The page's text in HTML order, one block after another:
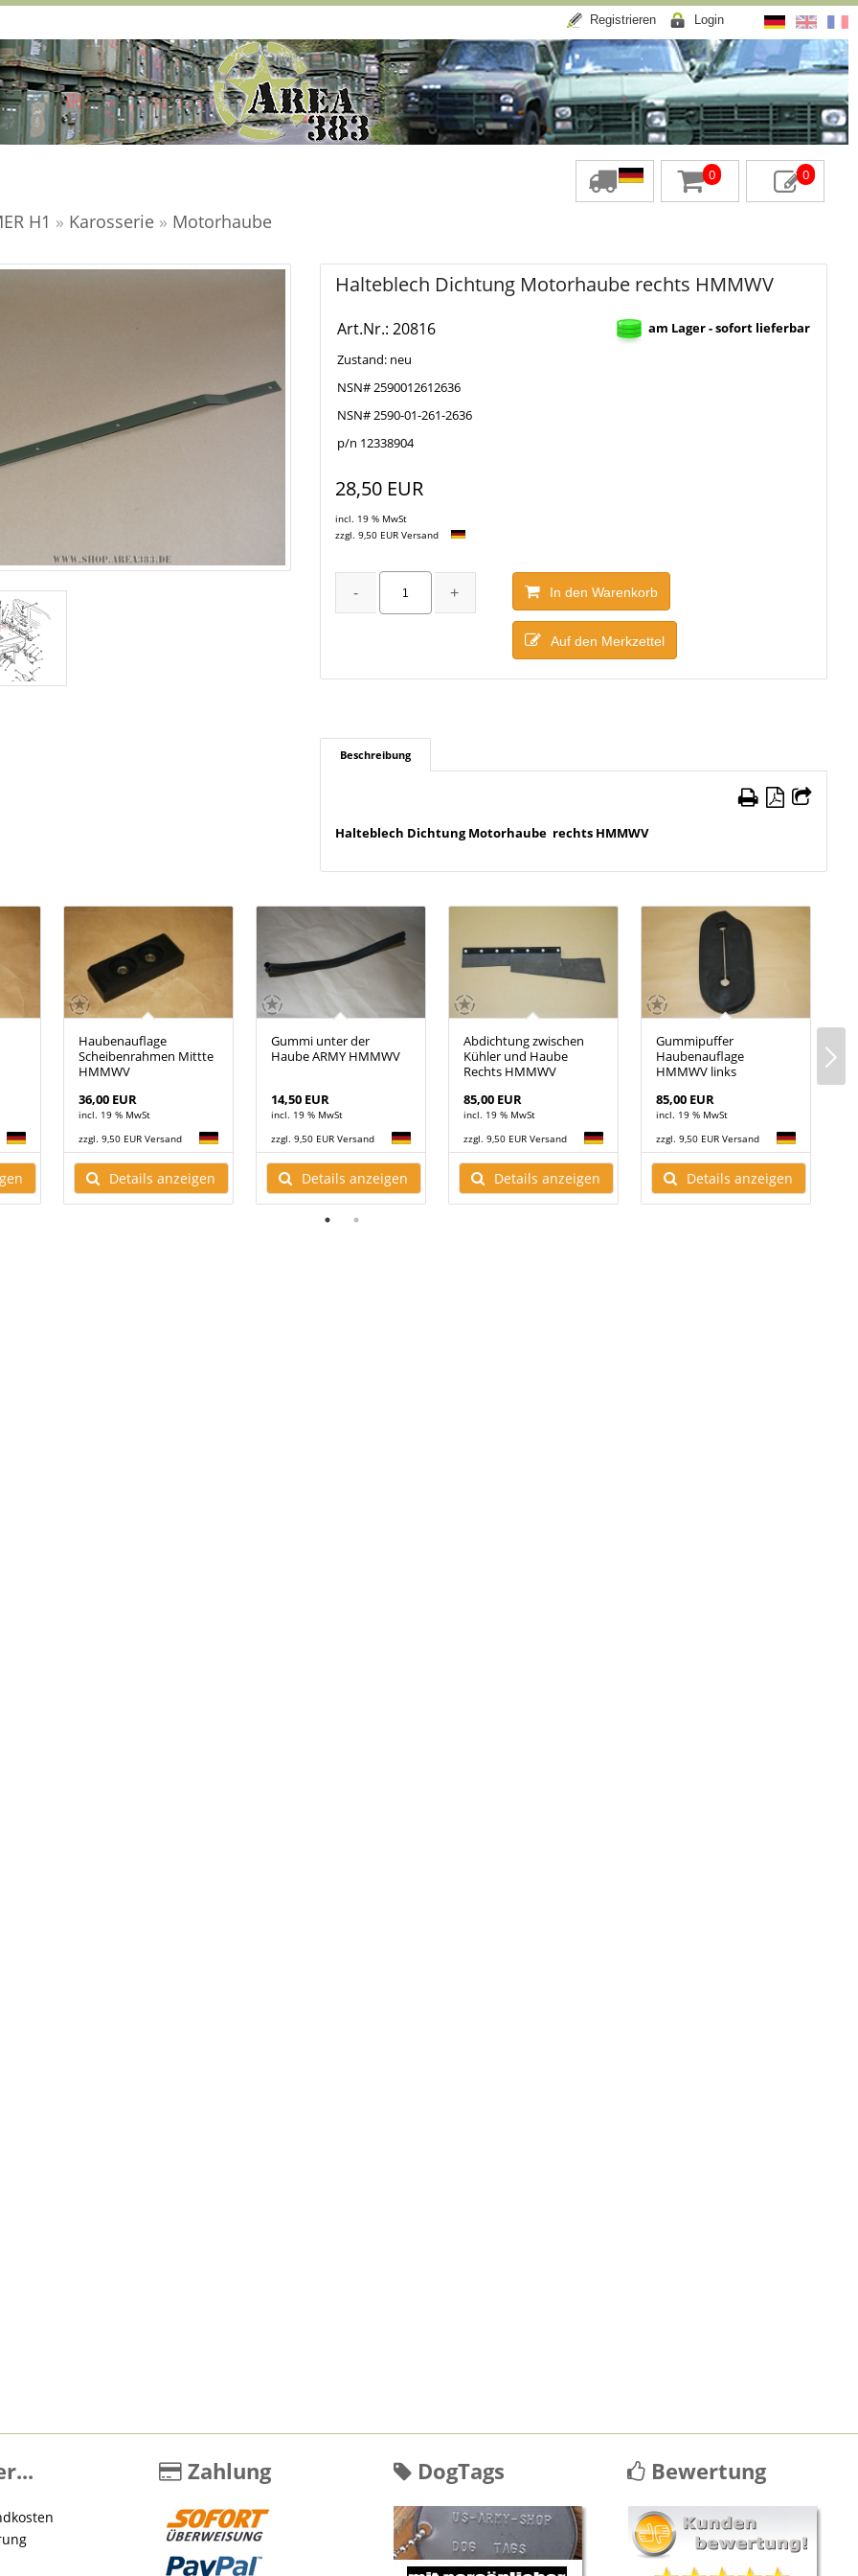
Registrieren Login
0 0
H1 » Karosserie » Motorhaube
Halteblech Dichtung Motorhaube rechts HMMWV
Art.Nr.: 20816
Zustand: neu
NSN# 2590012612636
NSN# 2590-01-261-2636
p/n 12338904
am Lager - sofort lieferbar
28,50 EUR
incl. 19 % MwSt
zzgl. 9,50 EUR Versand
In den Warenkorb
Auf den Merkzettel
Beschreibung
Halteblech Dichtung Motorhaube rechts HMMWV
Haubenauflage
Scheibenrahmen Mittte
HMMWV
36,00 EUR
incl. 19 % MwSt
zzgl. 9,50 EUR Versand
Details anzeigen
Gummi unter der
Haube ARMY HMMWV
14,50 EUR
incl. 19 % MwSt
zzgl. 9,50 EUR Versand
Details anzeigen
Abdichtung zwischen
Kühler und Haube
Rechts HMMWV
85,00 EUR
incl. 19 % MwSt
zzgl. 9,50 EUR Versand
Details anzeigen
Gummipuffer
Haubenauflage
HMMWV links
85,00 EUR
incl. 19 % MwSt
zzgl. 9,50 EUR Versand
Details anzeigen
Zahlung DogTags Bewertung